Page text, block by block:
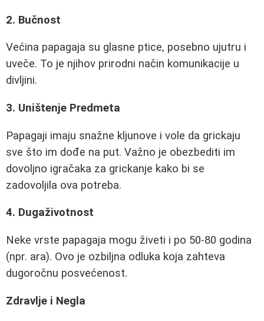
2. Bučnost
Većina papagaja su glasne ptice, posebno ujutru i
uveče. To je njihov prirodni način komunikacije u
divljini.
3. Uništenje Predmeta
Papagaji imaju snažne kljunove i vole da grickaju
sve što im dođe na put. Važno je obezbediti im
dovoljno igračaka za grickanje kako bi se
zadovoljila ova potreba.
4. Dugaživotnost
Neke vrste papagaja mogu živeti i po 50-80 godina
(npr. ara). Ovo je ozbiljna odluka koja zahteva
dugoročnu posvećenost.
Zdravlje i Negla